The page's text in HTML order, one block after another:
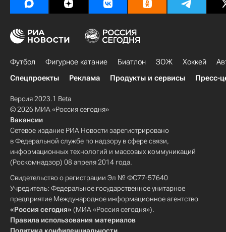
Футбол Фигурное катание Биатлон ЗОЖ Хоккей
Спецпроекты
Реклама Продукты и сервисы Пресс-
Версия 2023.1 Beta
© 2026 МИА «Россия сегодня»
Вакансии
Сетевое издание РИА Новости зарегистрировано
в Федеральной службе по надзору в сфере связи,
информационных технологий и массовых коммуникаций
(Роскомнадзор) 08 апреля 2014 года.
Свидетельство о регистрации Эл № ФС77-57640
Учредитель: Федеральное государственное унитарное
предприятие Международное информационное агентство
«Россия сегодня» (МИА «Россия сегодня»).
Правила использования материалов